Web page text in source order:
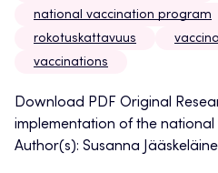
national vaccination program
rokotuskattavuus
vaccinations
Download PDF Original
implementation of the
Author(s): Susanna